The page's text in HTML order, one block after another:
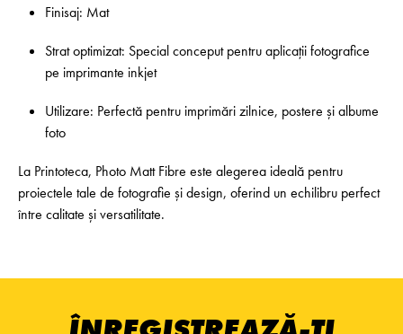
Finisaj: Mat
Strat optimizat: Special conceput pentru aplicații fotografice
pe imprimante inkjet
Utilizare: Perfectă pentru imprimări zilnice, postere și albume
foto
La Printoteca, Photo Matt Fibre este alegerea ideală pentru
proiectele tale de fotografie și design, oferind un echilibru perfect
între calitate și versatilitate.